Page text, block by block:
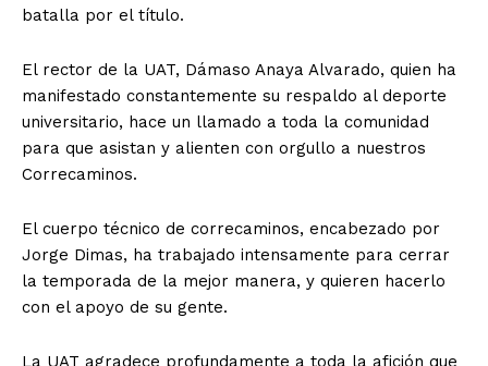
batalla por el título.
El rector de la UAT, Dámaso Anaya Alvarado, quien ha
manifestado constantemente su respaldo al deporte
universitario, hace un llamado a toda la comunidad
para que asistan y alienten con orgullo a nuestros
Correcaminos.
El cuerpo técnico de correcaminos, encabezado por
Jorge Dimas, ha trabajado intensamente para cerrar
la temporada de la mejor manera, y quieren hacerlo
con el apoyo de su gente.
La UAT agradece profundamente a toda la afición que